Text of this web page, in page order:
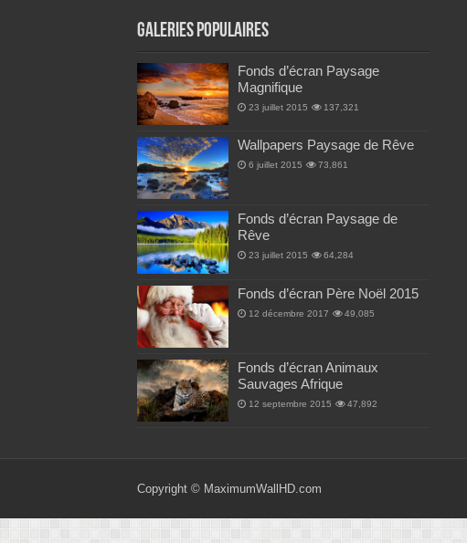
Galeries Populaires
Fonds d’écran Paysage
Magnifique
23 juillet 2015 137,321
Wallpapers Paysage de Rêve
6 juillet 2015 73,861
Fonds d’écran Paysage de
Rêve
23 juillet 2015 64,284
Fonds d’écran Père Noël 2015
12 décembre 2017 49,085
Fonds d’écran Animaux
Sauvages Afrique
12 septembre 2015 47,892
Copyright © MaximumWallHD.com